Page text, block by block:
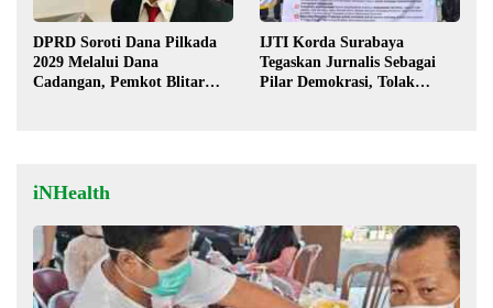
DPRD Soroti Dana Pilkada
2029 Melalui Dana
Cadangan, Pemkot Blitar
IJTI Korda Surabaya
Tegaskan Jurnalis Sebagai
Pilar Demokrasi, Tolak
iNHealth